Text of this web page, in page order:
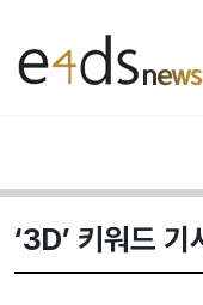
‘3D’ 키워드 기